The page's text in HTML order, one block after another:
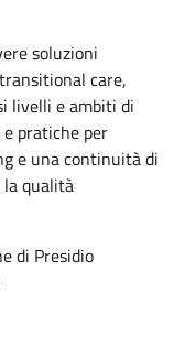
soluzioni
care,
livelli e ambiti di
pratiche per
e una continuità di
la qualità
di Presidio